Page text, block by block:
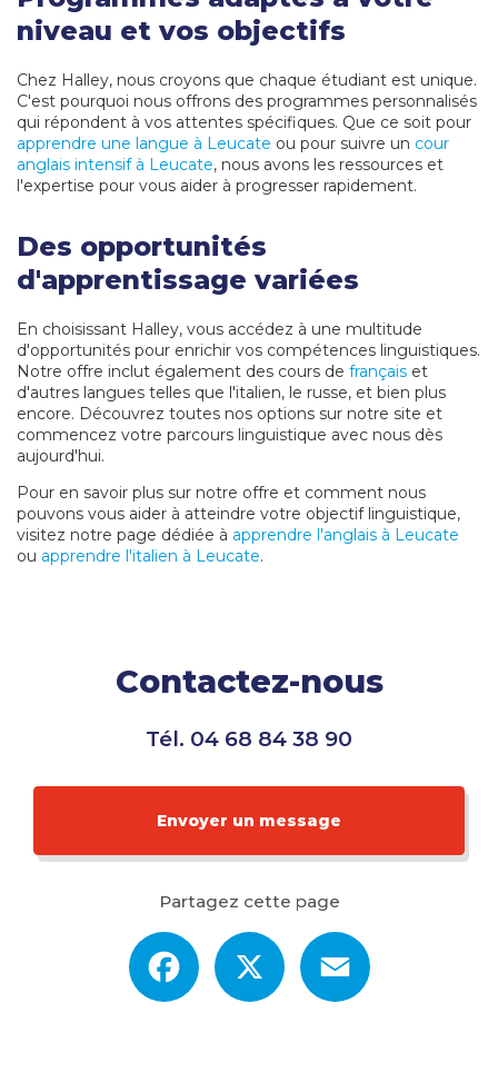
niveau et vos objectifs
Chez Halley, nous croyons que chaque étudiant est unique.
C'est pourquoi nous offrons des programmes personnalisés
qui répondent à vos attentes spécifiques. Que ce soit pour
apprendre une langue à Leucate ou pour suivre un cour
anglais intensif à Leucate, nous avons les ressources et
l'expertise pour vous aider à progresser rapidement.
Des opportunités
d'apprentissage variées
En choisissant Halley, vous accédez à une multitude
d'opportunités pour enrichir vos compétences linguistiques.
Notre offre inclut également des cours de français et
d'autres langues telles que l'italien, le russe, et bien plus
encore. Découvrez toutes nos options sur notre site et
commencez votre parcours linguistique avec nous dès
aujourd'hui.
Pour en savoir plus sur notre offre et comment nous
pouvons vous aider à atteindre votre objectif linguistique,
visitez notre page dédiée à apprendre l'anglais à Leucate
ou apprendre l'italien à Leucate.
Contactez-nous
Tél. 04 68 84 38 90
Envoyer un message
Partagez cette page
Facebook